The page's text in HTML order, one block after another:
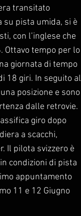
transitato
su pista umida, si è
con l’inglese che
Ottavo tempo per lo
giornata di tempo
18 giri. In seguito al
posizione e sono
dalle retrovie.
giro dopo
a scacchi,
Il pilota svizzero è
condizioni di pista
appuntamento
11 e 12 Giugno